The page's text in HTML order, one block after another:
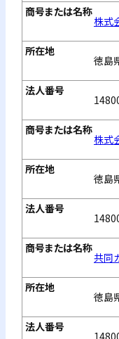
株式
徳島
株式
徳島
共同
徳島